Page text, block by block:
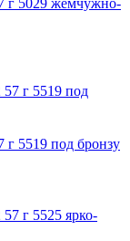
г 5519 под бронзу